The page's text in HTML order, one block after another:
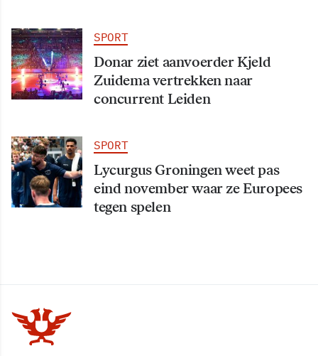
SPORT
Donar ziet aanvoerder Kjeld
Zuidema vertrekken naar
concurrent Leiden
SPORT
Lycurgus Groningen weet pas
eind november waar ze Europees
tegen spelen